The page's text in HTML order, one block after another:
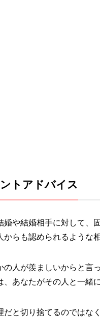
トアドバイス
婚や結婚相手に対して、
からも認められるような
の人が羨ましいからと言
、あなたがその人と一緒
だと切り捨てるのではな